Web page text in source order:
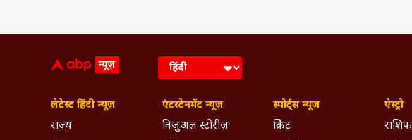
लेटेस्ट हिंदी न्यूज़
राज्य
एंटरटेनमेंट न्यूज़
विजुअल स्टोरीज़
स्पोर्ट्स न्यूज़
क्रिकेट
ऐस्ट्रो